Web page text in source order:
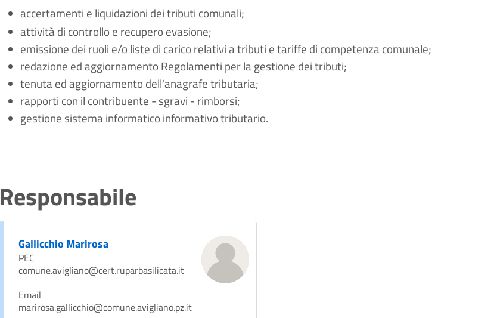
accertamenti e liquidazioni dei tributi comunali;
attività di controllo e recupero evasione;
emissione dei ruoli e/o liste di carico relativi a tributi e tariffe di competenza comunale;
redazione ed aggiornamento Regolamenti per la gestione dei tributi;
tenuta ed aggiornamento dell'anagrafe tributaria;
rapporti con il contribuente - sgravi - rimborsi;
gestione sistema informatico informativo tributario.
Responsabile
Gallicchio Marirosa
PEC
comune.avigliano@cert.ruparbasilicata.it
Email
marirosa.gallicchio@comune.avigliano.pz.it